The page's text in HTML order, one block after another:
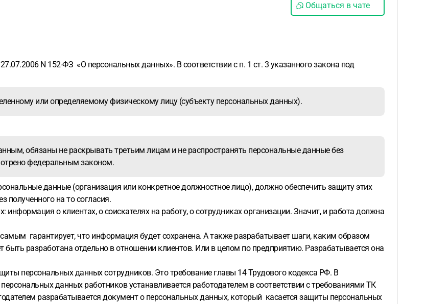
Общаться в чате
N 152-ФЗ «О персональных данных». В соответствии с п. 1 ст. 3 указанного закона под
или определяемому физическому лицу (субъекту персональных данных).
обязаны не раскрывать третьим лицам и не распространять персональные данные без
федеральным законом.
данные (организация или конкретное должностное лицо), должно обеспечить защиту этих
полученного на то согласия.
о клиентах, о соискателях на работу, о сотрудниках организации. Значит, и работа должна
гарантирует, что информация будет сохранена. А также разрабатывает шаги, каким образом
разработана отдельно в отношении клиентов. Или в целом по предприятию. Разрабатывается она
персональных данных сотрудников. Это требование главы 14 Трудового кодекса РФ. В
данных работников устанавливается работодателем в соответствии с требованиями ТК
разрабатывается документ о персональных данных, который касается защиты персональных